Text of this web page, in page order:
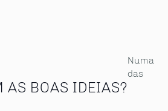
AS BOAS IDEIAS?
Numa
das